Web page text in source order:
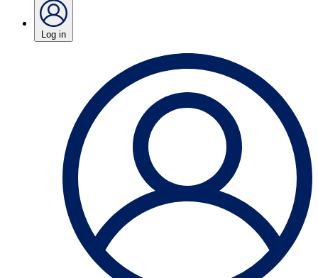
Log in